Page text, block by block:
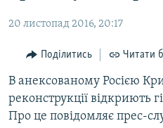
основної
Перейти
пошуку
БЛОГИ
ПОГЛЯД
ІНТЕРВ'Ю
ВСЕ ЗА ДЕНЬ
20 листопад 2016, 20:17
Поділитись Читати
В анексованому Росією
реконструкції відкриють
Про це повідомляє прес-